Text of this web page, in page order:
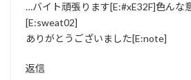
…バイト頑張ります[E:#xE32F]色んな
[E:sweat02]
ありがとうございました[E:note]
返信